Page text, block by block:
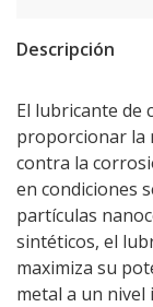
Descripción
El lubricante de
proporcionar la
contra la
en condiciones
partículas
sintéticos, el
maximiza su
metal a un